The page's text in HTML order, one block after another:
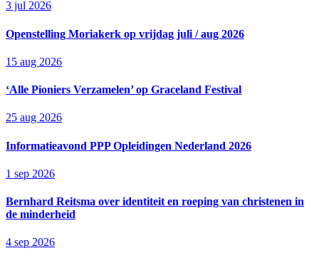
3 jul 2026
Openstelling Moriakerk op vrijdag juli / aug 2026
15 aug 2026
‘Alle Pioniers Verzamelen’ op Graceland Festival
25 aug 2026
Informatieavond PPP Opleidingen Nederland 2026
1 sep 2026
Bernhard Reitsma over identiteit en roeping van christenen in
de minderheid
4 sep 2026